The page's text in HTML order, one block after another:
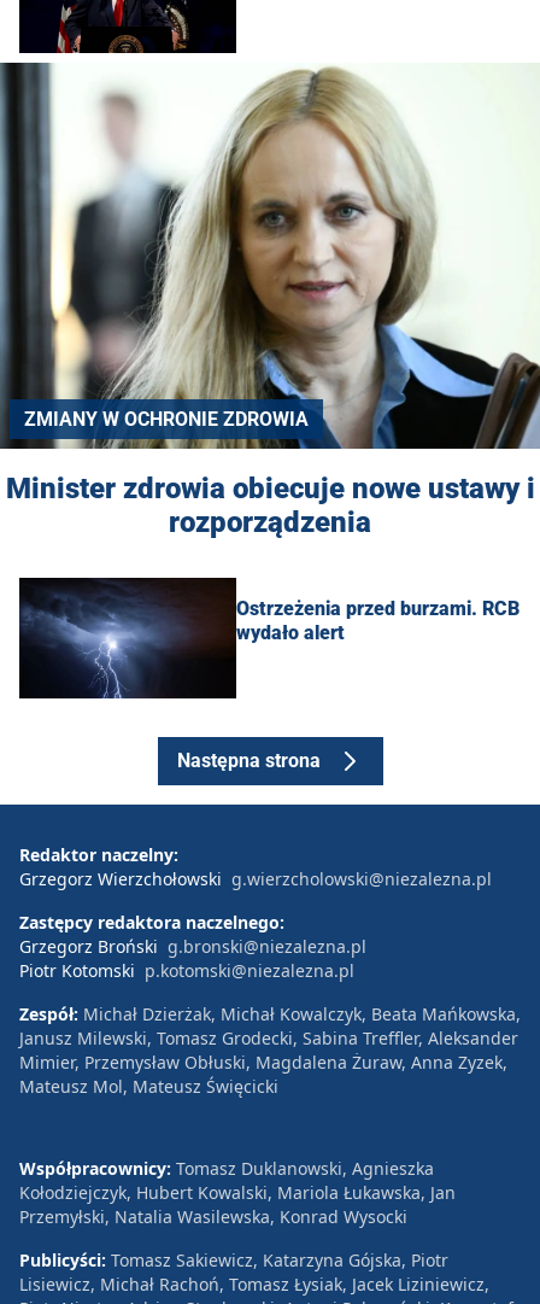
ZMIANY W OCHRONIE ZDROWIA
Minister zdrowia obiecuje nowe ustawy i
rozporządzenia
Ostrzeżenia przed burzami. RCB
wydało alert
Następna strona
Redaktor naczelny:
Grzegorz Wierzchołowski g.wierzcholowski@niezalezna.pl
Zastępcy redaktora naczelnego:
Grzegorz Broński g.bronski@niezalezna.pl
Piotr Kotomski p.kotomski@niezalezna.pl
Zespół: Michał Dzierżak, Michał Kowalczyk, Beata Mańkowska,
Janusz Milewski, Tomasz Grodecki, Sabina Treffler, Aleksander
Mimier, Przemysław Obłuski, Magdalena Żuraw, Anna Zyzek,
Mateusz Mol, Mateusz Święcicki
Współpracownicy: Tomasz Duklanowski, Agnieszka
Kołodziejczyk, Hubert Kowalski, Mariola Łukawska, Jan
Przemyłski, Natalia Wasilewska, Konrad Wysocki
Publicyści: Tomasz Sakiewicz, Katarzyna Gójska, Piotr
Lisiewicz, Michał Rachoń, Tomasz Łysiak, Jacek Liziniewicz,